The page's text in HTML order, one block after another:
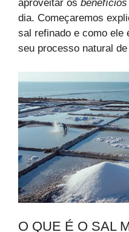
aproveitar os
dia. Começaremos
sal refinado e como ele
seu processo natural
O QUE É O SAL